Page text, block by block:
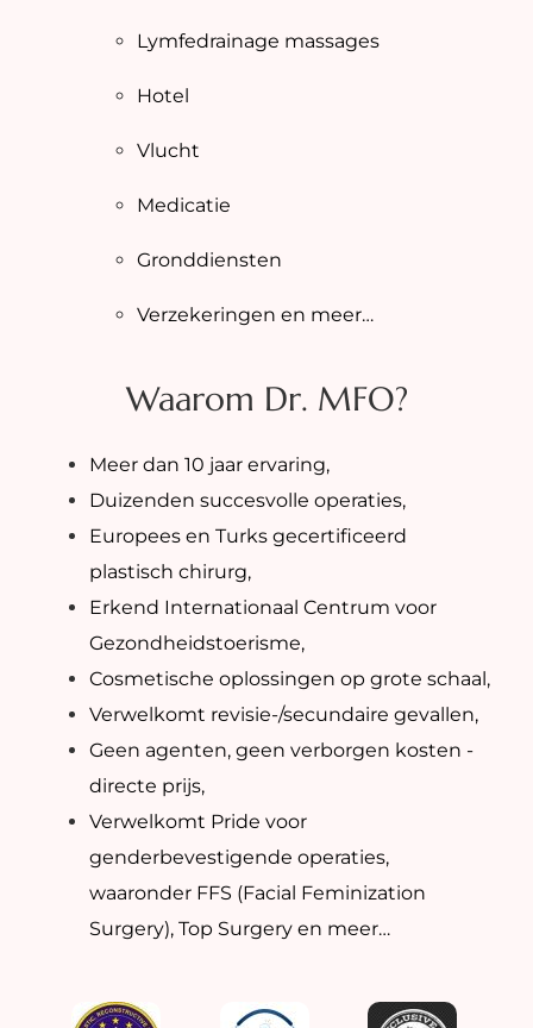
Lymfedrainage massages
Hotel
Vlucht
Medicatie
Gronddiensten
Verzekeringen en meer…
Waarom Dr. MFO?
Meer dan 10 jaar ervaring,
Duizenden succesvolle operaties,
Europees en Turks gecertificeerd
plastisch chirurg,
Erkend Internationaal Centrum voor
Gezondheidstoerisme,
Cosmetische oplossingen op grote schaal,
Verwelkomt revisie-/secundaire gevallen,
Geen agenten, geen verborgen kosten -
directe prijs,
Verwelkomt Pride voor
genderbevestigende operaties,
waaronder FFS (Facial Feminization
Surgery), Top Surgery en meer…